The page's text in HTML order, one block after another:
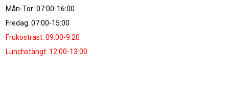
Mån-Tor: 07:00-16:00
Fredag: 07:00-15:00
Frukostrast: 09:00-9:20
Lunchstängt: 12:00-13:00